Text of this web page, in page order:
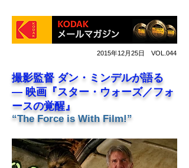
2015年12月25日 VOL.044
撮影監督 ダン・ミンデルが語る
― 映画『スター・ウォーズ／フォ
ースの覚醒』
“The Force is With Film!”